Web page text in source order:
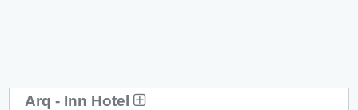
Arq - Inn Hotel